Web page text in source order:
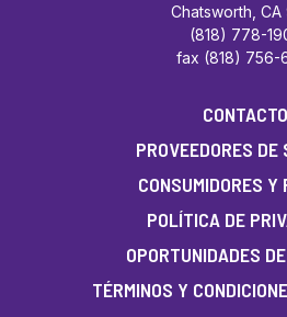
Chatsworth, CA
(818) 778-
fax (818) 756-
CONTACTO
PROVEEDORES DE
CONSUMIDORES Y
POLÍTICA DE
OPORTUNIDADES
TÉRMINOS Y